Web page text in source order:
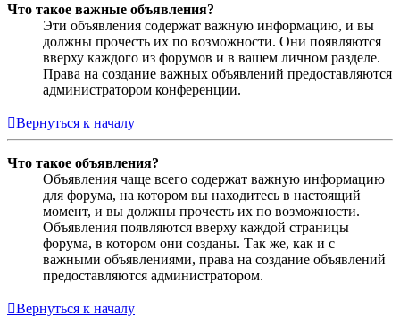
Что такое важные объявления?
Эти объявления содержат важную информацию, и вы
должны прочесть их по возможности. Они появляются
вверху каждого из форумов и в вашем личном разделе.
Права на создание важных объявлений предоставляются
администратором конференции.
Вернуться к началу
Что такое объявления?
Объявления чаще всего содержат важную информацию
для форума, на котором вы находитесь в настоящий
момент, и вы должны прочесть их по возможности.
Объявления появляются вверху каждой страницы
форума, в котором они созданы. Так же, как и с
важными объявлениями, права на создание объявлений
предоставляются администратором.
Вернуться к началу